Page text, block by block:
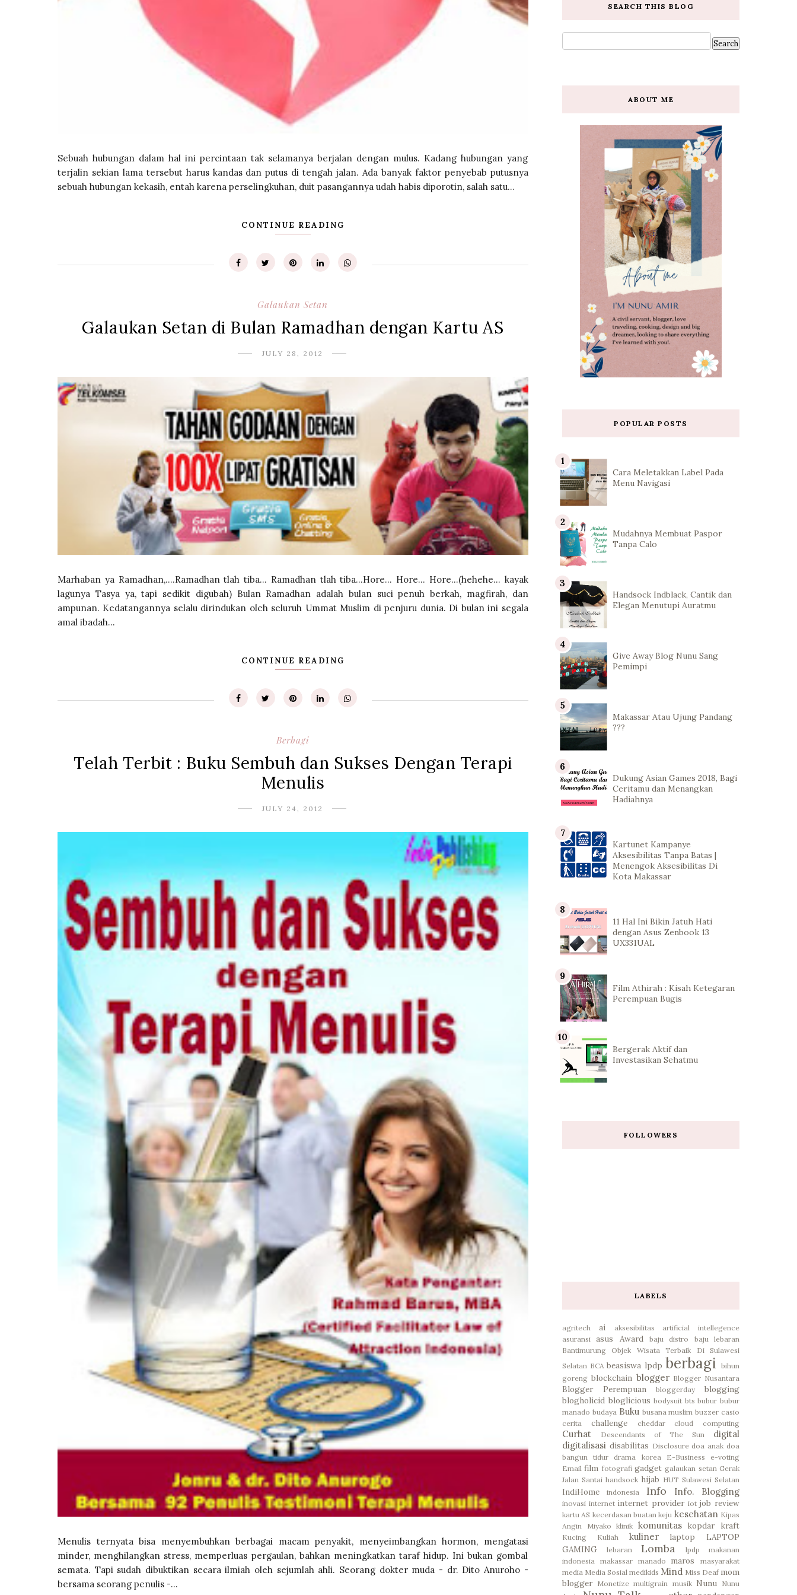
Sebuah hubungan dalam hal ini percintaan tak selamanya berjalan dengan mulus. Kadang hubungan yang
terjalin sekian lama tersebut harus kandas dan putus di tengah jalan. Ada banyak faktor penyebab putusnya
sebuah hubungan kekasih, entah karena perselingkuhan, duit pasangannya udah habis diporotin, salah satu...
CONTINUE READING
Galaukan Setan
Galaukan Setan di Bulan Ramadhan dengan Kartu AS
JULY 28, 2012
Marhaban ya Ramadhan,….Ramadhan tlah tiba… Ramadhan tlah tiba…Hore… Hore… Hore…(hehehe… kayak
lagunya Tasya ya, tapi sedikit digubah) Bulan Ramadhan adalah bulan suci penuh berkah, magfirah, dan
ampunan. Kedatangannya selalu dirindukan oleh seluruh Ummat Muslim di penjuru dunia. Di bulan ini segala
amal ibadah...
CONTINUE READING
Berbagi
Telah Terbit : Buku Sembuh dan Sukses Dengan Terapi
Menulis
JULY 24, 2012
Menulis ternyata bisa menyembuhkan berbagai macam penyakit, menyeimbangkan hormon, mengatasi
minder, menghilangkan stress, memperluas pergaulan, bahkan meningkatkan taraf hidup. Ini bukan gombal
semata. Tapi sudah dibuktikan secara ilmiah oleh sejumlah ahli. Seorang dokter muda - dr. Dito Anuroho -
bersama seorang penulis -...
SEARCH THIS BLOG
ABOUT ME
POPULAR POSTS
Cara Meletakkan Label Pada
Menu Navigasi
Mudahnya Membuat Paspor
Tanpa Calo
Handsock Indblack, Cantik dan
Elegan Menutupi Auratmu
Give Away Blog Nunu Sang
Pemimpi
Makassar Atau Ujung Pandang
???
Dukung Asian Games 2018, Bagi
Ceritamu dan Menangkan
Hadiahnya
Kartunet Kampanye
Aksesibilitas Tanpa Batas |
Menengok Aksesibilitas Di
Kota Makassar
11 Hal Ini Bikin Jatuh Hati
dengan Asus Zenbook 13
UX331UAL
Film Athirah : Kisah Ketegaran
Perempuan Bugis
Bergerak Aktif dan
Investasikan Sehatmu
FOLLOWERS
LABELS
agritech ai aksesibilitas
artificial intellegence
asuransi
asus Award baju distro
baju lebaran
Bantimurung Objek Wisata Terbaik Di Sulawesi
Selatan BCA beasiswa lpdp berbagi
bihun
goreng blockchain blogger Blogger Nusantara
Blogger Perempuan bloggerday
blogging
blogholicid bloglicious bodysuit bts bubur bubur
manado budaya Buku busana muslim buzzer casio
cerita
challenge cheddar cloud computing
Curhat Descendants of The Sun
digital
digitalisasi disabilitas Disclosure doa anak doa
bangun tidur
drama korea E-Business
e-voting
Email film fotografi gadget galaukan setan Gerak
Jalan Santai handsock hijab HUT Sulawesi Selatan
IndiHome indonesia Info Info. Blogging
inovasi internet internet provider iot job review
kartu AS kecerdasan buatan keju kesehatan Kipas
Angin Miyako
klinik komunitas kopdar kraft
Kucing Kuliah kuliner laptop
LAPTOP
GAMING
lebaran Lomba lpdp
makanan
indonesia
makassar manado maros
masyarakat
media Media Sosial medikids Mind Miss Deaf mom
blogger Monetize multigrain musik Nunu
Nunu